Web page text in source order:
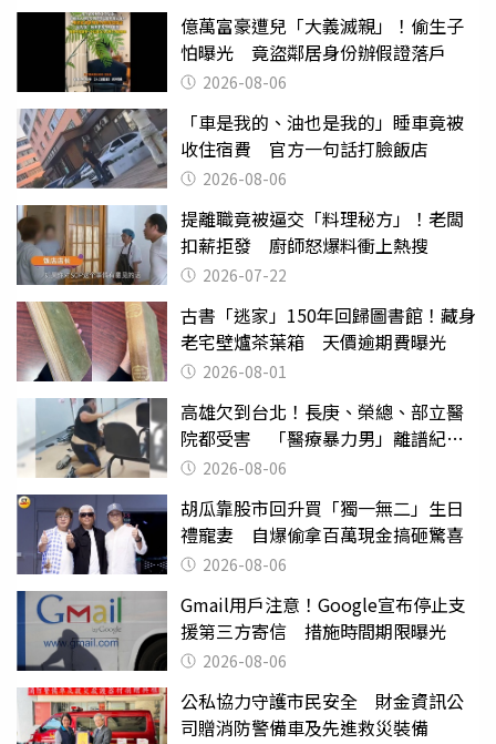
億萬富豪遭兒「大義滅親」！偷生子
怕曝光 竟盜鄰居身份辦假證落戶
2026-08-06
「車是我的、油也是我的」睡車竟被
收住宿費 官方一句話打臉飯店
2026-08-06
提離職竟被逼交「料理秘方」！老闆
扣薪拒發 廚師怒爆料衝上熱搜
2026-07-22
古書「逃家」150年回歸圖書館！藏身
老宅壁爐茶葉箱 天價逾期費曝光
2026-08-01
高雄欠到台北！長庚、榮總、部立醫
院都受害 「醫療暴力男」離譜紀錄
曝光2026-08-06
胡瓜靠股市回升買「獨一無二」生日
禮寵妻 自爆偷拿百萬現金搞砸驚喜
2026-08-06
Gmail用戶注意！Google宣布停止支
援第三方寄信 措施時間期限曝光
2026-08-06
公私協力守護市民安全 財金資訊公
司贈消防警備車及先進救災裝備